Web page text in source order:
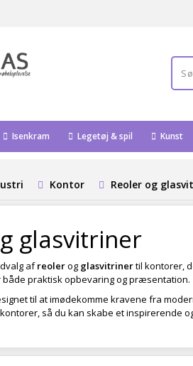
Isenkram Legetøj & spil Kunst
Kontor Reoler og
glasvitriner
afreolerog glasvitrinertil kontorer,
praktisk opbevaring og præsentation.
til at imødekomme kravene fra
så du kan skabe et inspirerende